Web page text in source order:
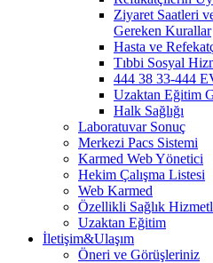
Ziyaret Saatleri
Gereken Kurallar
Hasta ve
Tıbbi Sosyal
444 38 33-444
Uzaktan Eğitim
Halk Sağlığı
Laboratuvar Sonuç
Merkezi Pacs Sistemi
Karmed Web Yönetici
Hekim Çalışma Listesi
Web Karmed
Özellikli Sağlık
Uzaktan Eğitim
İletişim&Ulaşım
Öneri ve Görüşleriniz